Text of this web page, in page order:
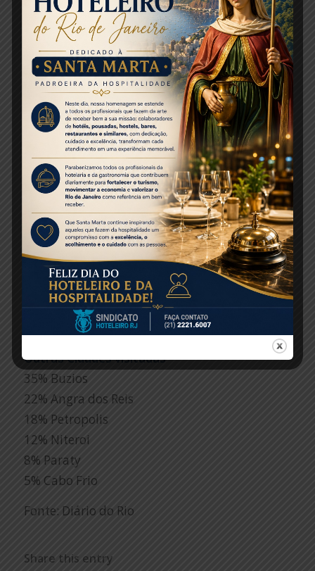
15% metro
10% prestação de serviço
5% shoppings
Pontos negativos
28% população de rua
26% segurança
15% limpeza da cidade
12%preços caros
10% informação turística
9% taxis
Faixa etária
18/25-28%
26/40-39%
41/60-24%
Mais de 60-9%
Outras Cidades visitadas
35% Buzios
22% Angra dos Reis
18% Petropolis
12% Niteroi
8% Paraty
5% Cabo Frio
Fonte: Diário do Rio
Share this entry